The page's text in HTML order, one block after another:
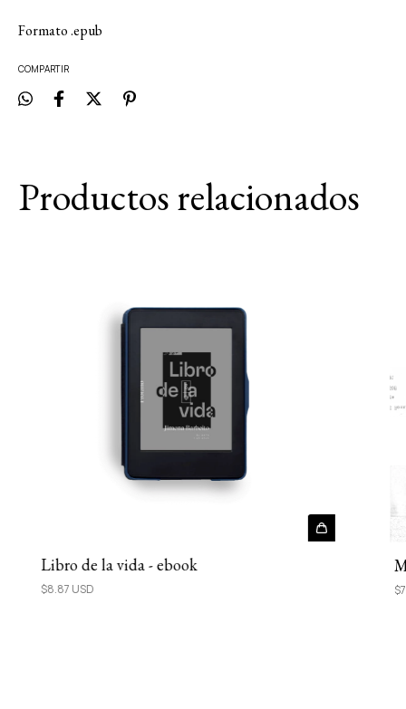
Formato .epub
COMPARTIR
Productos relacionados
Libro de la vida - ebook
$8.87 USD